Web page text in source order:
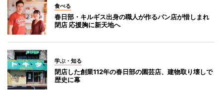
食べる
春日部・キルギス出身の職人が作るパン店が惜しまれ
閉店 応援胸に新天地へ
学ぶ・知る
閉店した創業112年の春日部の園芸店、建物取り壊しで
歴史に幕